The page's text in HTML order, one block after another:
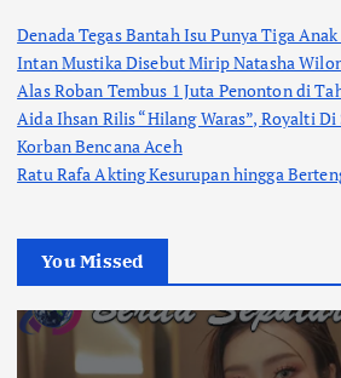
Denada Tegas Bantah Isu Punya Tiga
Intan Mustika Disebut Mirip Natasha
Alas Roban Tembus 1 Juta Penonton di
Aida Ihsan Rilis “Hilang Waras”, Royalti
Korban Bencana Aceh
Ratu Rafa Akting Kesurupan hingga
You Missed